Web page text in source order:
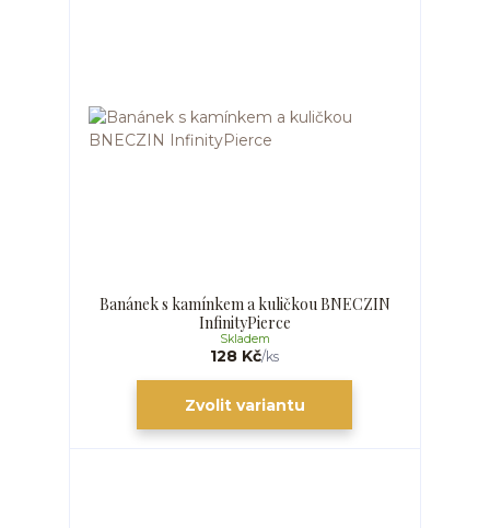
Banánek s kamínkem a kuličkou BNECZIN
InfinityPierce
128 Kč/ks
Skladem
Zvolit variantu